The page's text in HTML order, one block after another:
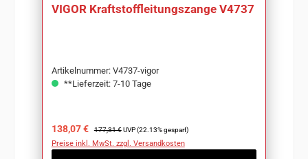
VIGOR Kraftstoffleitungszange V4737
Artikelnummer: V4737-vigor
**Lieferzeit: 7-10 Tage
Verkaufspreis:
138,07 € Regulärer Preis:
177,31 € UVP (22.13% gespart)
Preise inkl. MwSt. zzgl. Versandkosten